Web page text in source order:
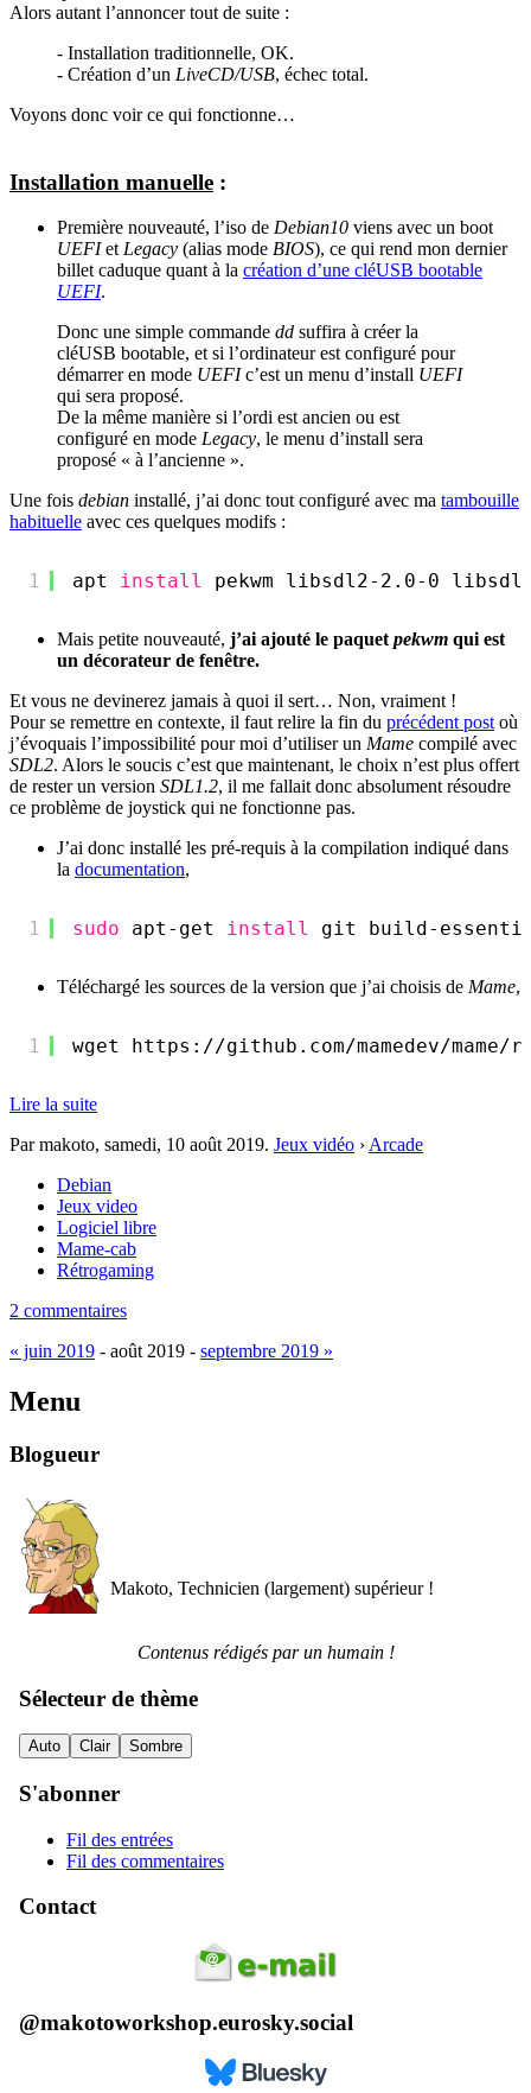
Alors autant l’annoncer tout de suite :
- Installation traditionnelle, OK.
- Création d’un LiveCD/USB, échec total.
Voyons donc voir ce qui fonctionne…
Installation manuelle :
Première nouveauté, l’iso de Debian10 viens avec un boot
UEFIet Legacy (alias mode BIOS), ce qui rend mon dernier
billet caduque quant à la création d’une cléUSB bootable
UEFI.
Donc une simple commande dd suffira à créer la
cléUSB bootable, et si l’ordinateur est configuré pour
démarrer en mode UEFIc’est un menu d’install UEFI
qui sera proposé.
De la même manière si l’ordi est ancien ou est
configuré en mode Legacy, le menu d’install sera
proposé « à l’ancienne ».
Une fois debian installé, j’ai donc tout configuré avec ma tambouille
habituelle avec ces quelques modifs :
1 apt install pekwm libsdl2-2.0-0
Mais petite nouveauté, j’ai ajouté le paquet pekwm qui est
un décorateur de fenêtre.
Et vous ne devinerez jamais à quoi il sert… Non, vraiment !
Pour se remettre en contexte, il faut relire la fin du précédent post où
j’évoquais l’impossibilité pour moi d’utiliser un Mame compilé avec
SDL2. Alors le soucis c’est que maintenant, le choix n’est plus offert
de rester un version SDL1.2, il me fallait donc absolument résoudre
ce problème de joystick qui ne fonctionne pas.
J’ai donc installé les pré-requis à la compilation indiqué dans
la documentation,
1 sudo apt-get install git build-
Téléchargé les sources de la version que j’ai choisis de Mame,
1 wget https: //github .com/mamedev/mame/
Lire la suite
Par makoto, samedi, 10 août 2019. Jeux vidéo › Arcade
Debian
Jeux video
Logiciel libre
Mame-cab
Rétrogaming
2 commentaires
« juin 2019 - août 2019 - septembre 2019 »
Menu
Blogueur
Makoto, Technicien (largement) supérieur !
Contenus rédigés par un humain !
Sélecteur de thème
Auto Clair Sombre
S'abonner
Fil des entrées
Fil des commentaires
Contact
@makotoworkshop.eurosky.social